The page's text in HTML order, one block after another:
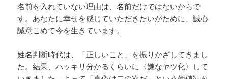
名前を入れていない理由は、名前だけではないからで
す。あなたに幸せを感じていただきたいがために、誠心
誠意こめて今を生きています。
姓名判断時代は、「正しいこと」を振りかざしてきまし
た。結果、ハッキリ分かるくらいに〈嫌なヤツ化〉して